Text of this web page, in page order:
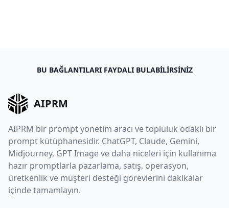
BU BAĞLANTILARI FAYDALI BULABILIRSINIZ
AIPRM
AIPRM bir prompt yönetim aracı ve topluluk odaklı bir
prompt kütüphanesidir. ChatGPT, Claude, Gemini,
Midjourney, GPT Image ve daha niceleri için kullanıma
hazır promptlarla pazarlama, satış, operasyon,
üretkenlik ve müşteri desteği görevlerini dakikalar
içinde tamamlayın.